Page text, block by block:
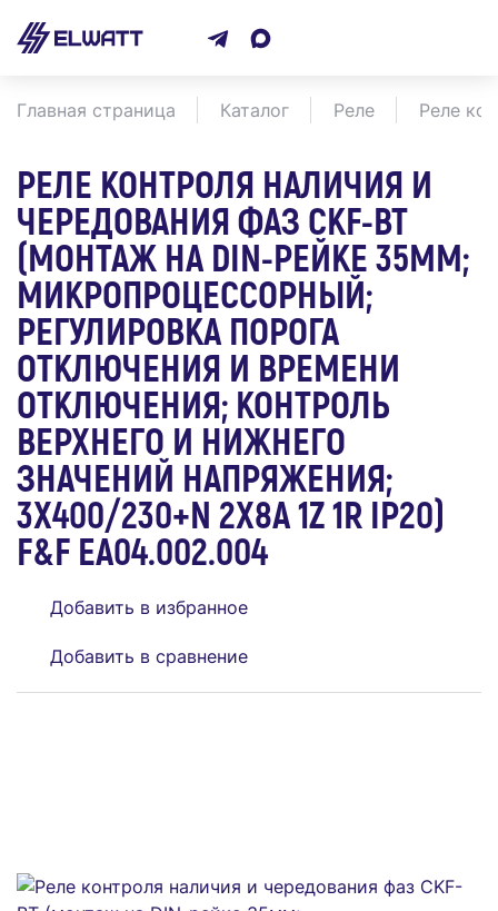
Главная страница Каталог Реле Реле
РЕЛЕ КОНТРОЛЯ НАЛИЧИЯ И
ЧЕРЕДОВАНИЯ ФАЗ CKF-BT
(МОНТАЖ НА DIN-РЕЙКЕ 35ММ;
МИКРОПРОЦЕССОРНЫЙ;
РЕГУЛИРОВКА ПОРОГА
ОТКЛЮЧЕНИЯ И ВРЕМЕНИ
ОТКЛЮЧЕНИЯ; КОНТРОЛЬ
ВЕРХНЕГО И НИЖНЕГО
ЗНАЧЕНИЙ НАПРЯЖЕНИЯ;
3Х400/230+N 2Х8А 1Z 1R IP20)
F&F EA04.002.004
Добавить в избранное
Добавить в сравнение